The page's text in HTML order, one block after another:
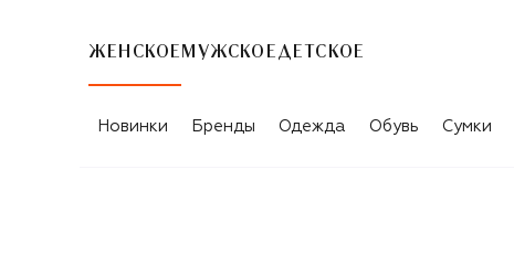
ЖЕНСКОЕ МУЖСКОЕ ДЕТСКОЕ
Новинки Бренды Одежда Обувь Сумки